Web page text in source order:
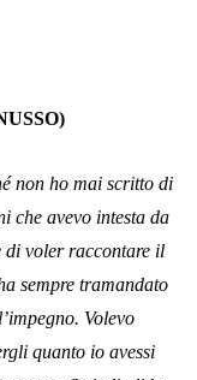
non ho mai scritto di
che avevo intesta da
di voler raccontare il
sempre tramandato
Volevo
quanto io avessi